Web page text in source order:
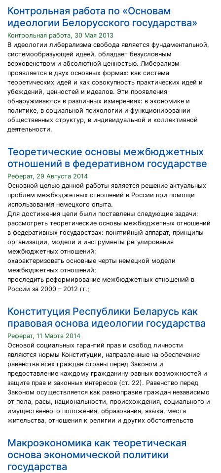
Контрольная работа по «Основам
идеологии Белорусского государства»
Контрольная работа, 30 Мая 2013
В идеологии либерализма свобода является фундаментальной,
системообразующей идеей, обладает безусловным
верховенством и абсолютной ценностью. Либерализм
проявляется в двух основных формах: как система
теоретических идей и как совокупность практических идей и
убеждений, ценностей и идеалов. Эти проявления
обнаруживаются в различных измерениях: в экономике и
политике, в социальной психологии и функционировании
общественных структур, в индивидуальной и коллективной
деятельности.
Теоретические основы межбюджетных
отношений в федеративном государстве
Реферат, 29 Августа 2014
Основной целью данной работы является решение актуальных
проблем межбюджетных отношений в России при помощи
использования немецкого опыта.
Для достижения цели были поставлены следующие задачи:
рассмотреть теоретические основы межбюджетных отношений
в федеративных государствах: понятийный аппарат, принципы
организации, модели и инструменты регулирования
межбюджетных отношений;
охарактеризовать основные черты немецкой модели
межбюджетных отношений;
проследить реформирование межбюджетных отношений в
России за 2000 – 2012 гг.;
Конституция Республики Беларусь как
правовая основа идеологии государства
Реферат, 11 Марта 2014
Основой социальных гарантий прав и свобод личности
являются нормы Конституции, направленные на обеспечение
равенства всех граждан страны перед Законом и
предоставление каждому гражданину равных возможностей и
защите прав и законных интересов (ст. 22). Равенство перед
Законом осуществляется как равноправие граждан независимо
от пола, расы, национальности, происхождения, социального и
имущественного положения, образования, языка, места
жительства, отношения к религии и других обстоятельств
Макроэкономика как теоретическая
основа экономической политики
государства